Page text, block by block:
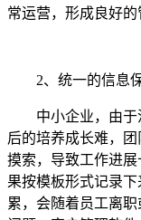
常运营，形成良好的
2、统一的信息
中小企业，由于
后的培养成长难，
摸索，导致工作进
果按模板形式记录
累，会随着员工离